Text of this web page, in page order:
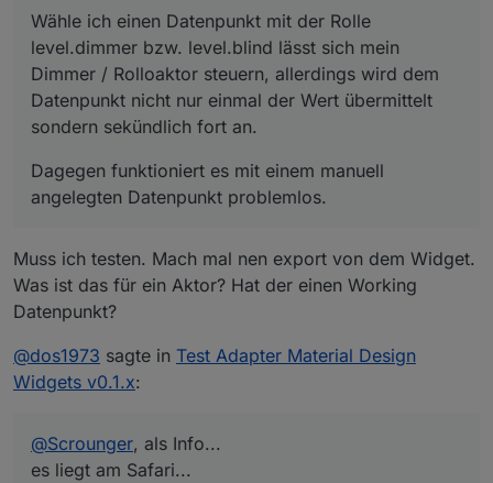
nicht nur einmal der Wert übermittelt sondern
sekündlich fort an.
angelegten Datenpunkt problemlos.
Kann das jemand reproduzieren? Besten Dank!
Wähle ich einen Datenpunkt mit der Rolle
level.dimmer bzw. level.blind lässt sich mein
Dimmer / Rolloaktor steuern, allerdings wird dem
Datenpunkt nicht nur einmal der Wert übermittelt
sondern sekündlich fort an.
Dagegen funktioniert es mit einem manuell
angelegten Datenpunkt problemlos.
Muss ich testen. Mach mal nen export von dem Widget.
Was ist das für ein Aktor? Hat der einen Working
Datenpunkt?
@dos1973 sagte in Test Adapter Material Design
Widgets v0.1.x:
@Scrounger, als Info...
es liegt am Safari...